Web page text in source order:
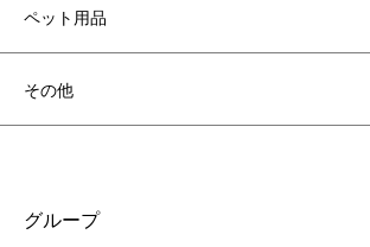
ペット用品
その他
グループ